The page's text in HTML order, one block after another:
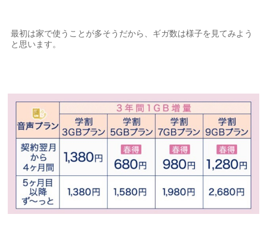
最初は家で使うことが多そうだから、ギガ数は様子を見てみよう
と思います。